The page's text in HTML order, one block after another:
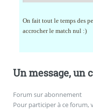
On fait tout le temps des
accrocher le match nul :)
Un message, un
Forum sur abonnement
Pour participer à ce forum,